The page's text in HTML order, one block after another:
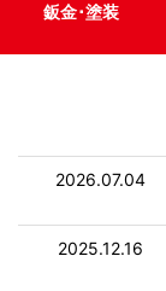
鈑金･塗装
2026.07.04
2025.12.16